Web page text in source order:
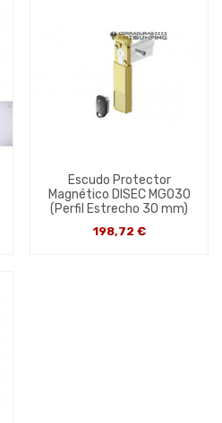
Escudo Protector
Magnético DISEC MG030
(Perfil Estrecho 30 mm)
198,72 €